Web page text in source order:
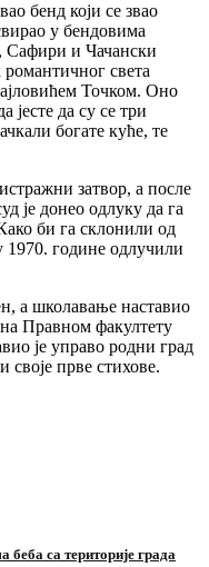
бенд који се звао
у бендовима
и Чачански
света
Точком. Оно
јесте да су се три
богате куће, те
затвор, а после
је донео одлуку да га
би га склонили од
године одлучили
а школавање наставио
Правном факултету
је управо родни град
своје прве стихове.
са територије града